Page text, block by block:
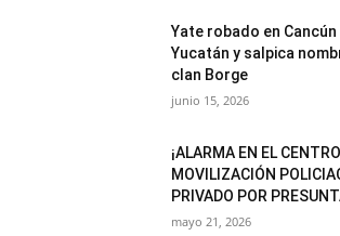
Yate robado en
Yucatán y salpica
clan Borge
junio 15, 2026
¡ALARMA EN EL
MOVILIZACIÓN
PRIVADO POR
mayo 21, 2026